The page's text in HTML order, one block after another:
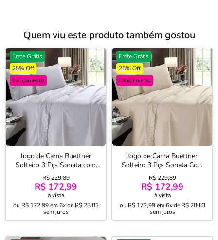
Quem viu este produto também gostou
Frete Grátis
25% Off
Lançamento
Jogo de Cama Buettner
Solteiro 3 Pçs Sonata com
Renda Branco
R$ 229,89
R$ 172,99
à vista
ou R$ 172,99em6x de R$ 28,83
sem juros
Frete Grátis
25% Off
Lançamento
Jogo de Cama Buettner
Solteiro 3 Pçs Sonata Com
Renda Pérola
R$ 229,89
R$ 172,99
à vista
ou R$ 172,99em6x de R$ 28,83
sem juros